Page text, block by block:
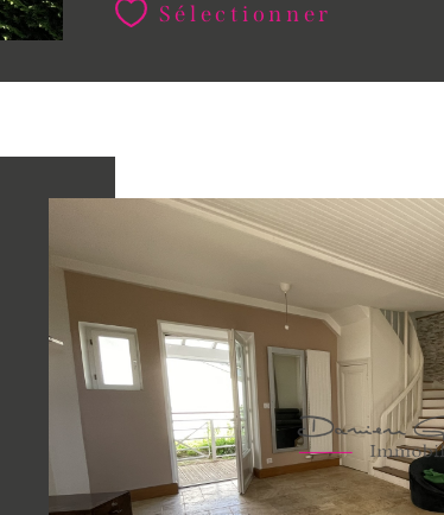
Sélectionner